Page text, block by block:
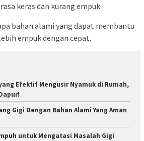
keras dan kurang empuk.
bahan alami yang dapat membantu
empuk dengan cepat.
Efektif Mengusir Nyamuk di Rumah,
Gigi Dengan Bahan Alami Yang Aman
untuk Mengatasi Masalah Gigi